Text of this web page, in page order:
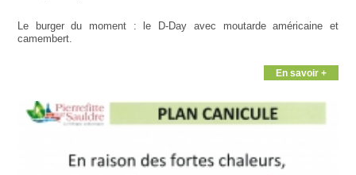
Le burger du moment : le D-Day avec moutarde américaine et
camembert.
En savoir +